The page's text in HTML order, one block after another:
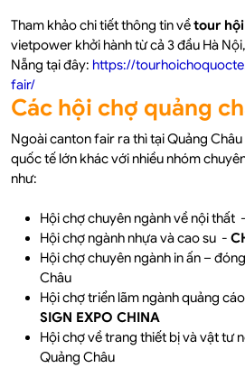
Tham khảo chi tiết thông tin vềtour
vietpower khởi hành từ cả 3 đầu Hà
Nẵng tại đây: https://
fair/
Các hội chợ quảng
Ngoài canton fair ra thì tại Quảng
quốc tế lớn khác với nhiều nhóm
như:
Hội chợ chuyên ngành về nội thất -
Hội chợ ngành nhựa và cao su -
Hội chợ chuyên ngành in ấn –
Châu
Hội chợ triển lãm ngành quảng
SIGN EXPO CHINA
Hội chợ về trang thiết bị và vật tư
Quảng Châu